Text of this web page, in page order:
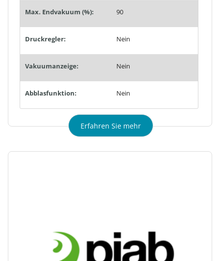
Max. Endvakuum (%): 90
Druckregler: Nein
Vakuumanzeige: Nein
Abblasfunktion: Nein
Erfahren Sie mehr